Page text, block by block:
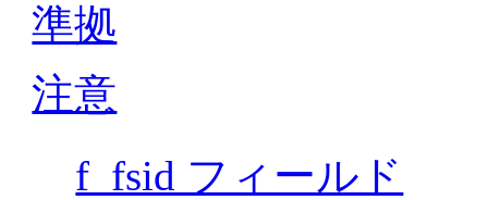
準拠
注意
f_fsid フィールド